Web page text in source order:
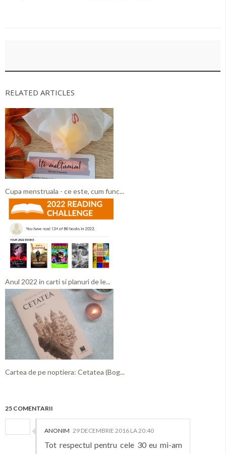
RELATED ARTICLES
Cupa menstruala - ce este, cum func...
Anul 2022 in carti si planuri de le...
Cartea de pe noptiera: Cetatea (Bog...
25 COMENTARII
ANONIM 29 DECEMBRIE 2016 LA 20:40
Tot respectul pentru cele 30 eu mi-am